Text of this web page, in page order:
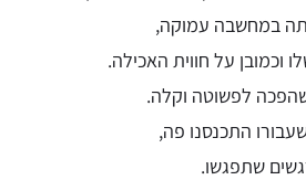
במחשבה עמוקה,
וכמובן על חווית האכילה.
לפשוטה וקלה.
התכנסנו פה,
שתפגשו.